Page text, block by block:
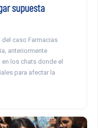
supuesta
caso Farmacias
anteriormente
los chats donde el
para afectar la